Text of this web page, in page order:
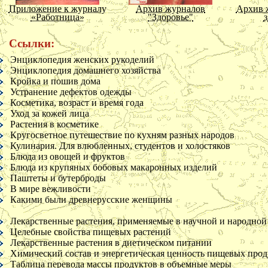
Чувства важнее поступков
Против подражательности
Советы молодому человеку
Ему же
Ему же
Ему же
Ему же
Ему же
Ему же
Ему же
Ему же
Ему же
Ему же
Еще один совет молодому
человеку Способности должны
соответствовать роду деятельности
Критические размышления о
некоторых писателях
Лафонтен
Буало
Шолье
Мольер
Корнель и Расин
Приложение к журналу
«Работница»
Архив журналов
"Здоровье"
Архив
Приложение к журналу
«Крестьянка»
Цветущая косметика
Ссылки:
Энциклопедия женских рукоделий
Энциклопедия домашнего хозяйства
Кройка и пошив дома
Устранение дефектов одежды
Косметика, возраст и время года
Уход за кожей лица
Растения в косметике
Кругосветное путешествие по кухням разных народов
Кулинария. Для влюбленных, студентов и холостяков
Блюда из овощей и фруктов
Блюда из крупяных бобовых макаронных изделий
Паштеты и бутерброды
В мире вежливости
Какими были древнерусские женщины
Лекарственные растения, применяемые в научной и
Целебные свойства пищевых растений
Лекарственные растения в диетическом питании
Химический состав и энергетическая ценность пищевых
Таблица перевода массы продуктов в объемные меры